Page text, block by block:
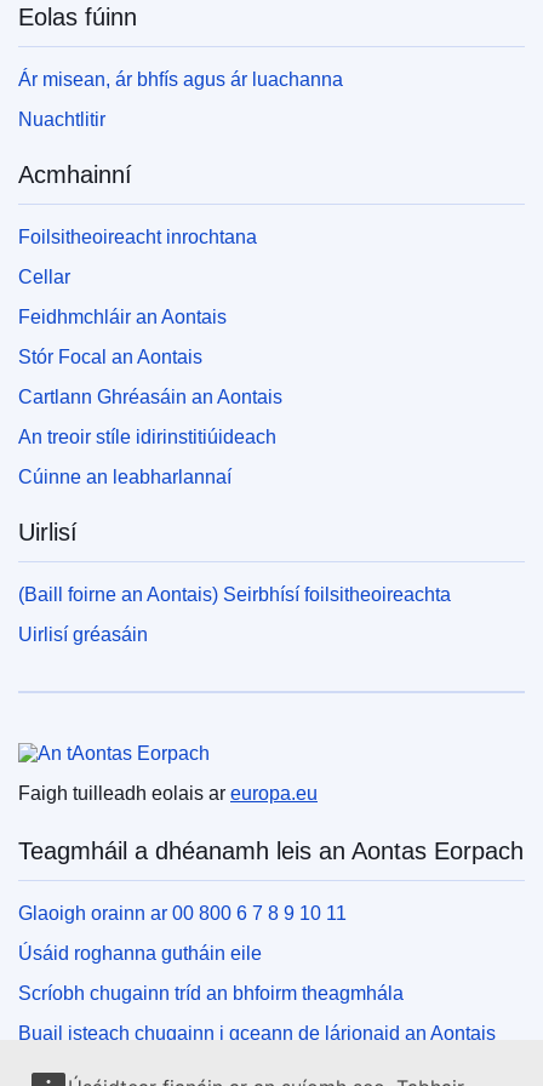
Eolas fúinn
Ár misean, ár bhfís agus ár luachanna
Nuachtlitir
Acmhainní
Foilsitheoireacht inrochtana
Cellar
Feidhmchláir an Aontais
Stór Focal an Aontais
Cartlann Ghréasáin an Aontais
An treoir stíle idirinstitiúideach
Cúinne an leabharlannaí
Uirlisí
(Baill foirne an Aontais) Seirbhísí foilsitheoireachta
Uirlisí gréasáin
Faigh tuilleadh eolais ar europa.eu
Teagmháil a dhéanamh leis an Aontas Eorpach
Glaoigh orainn ar 00 800 6 7 8 9 10 11
Úsáid roghanna gutháin eile
Scríobh chugainn tríd an bhfoirm theagmhála
Buail isteach chugainn i gceann de lárionaid an Aontais